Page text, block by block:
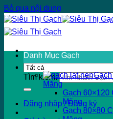
Bỏ qua nội dung
Tìm kiếm:
Đăng nhập / Đăng ký
Danh Mục Gạch
Măng
Gạch 60×120
Măng
Gạch 80×80